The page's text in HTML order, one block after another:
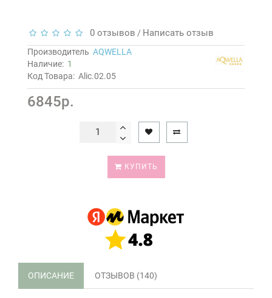
0 отзывов / Написать отзыв
Производитель AQWELLA
Наличие: 1
Код Товара: Alic.02.05
6845р.
КУПИТЬ
ОПИСАНИЕ ОТЗЫВОВ (140)